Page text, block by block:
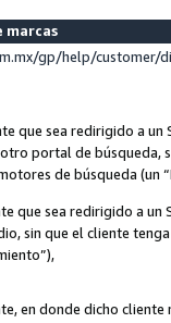
marcas
gp/help/customer/
que sea redirigido a
portal de
de búsqueda (un
que sea redirigido a un
sin que el cliente
en donde dicho